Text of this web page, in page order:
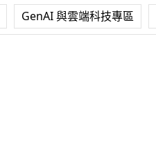
GenAI 與雲端科技專區